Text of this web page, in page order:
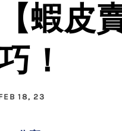
【蝦皮
！
18, 23